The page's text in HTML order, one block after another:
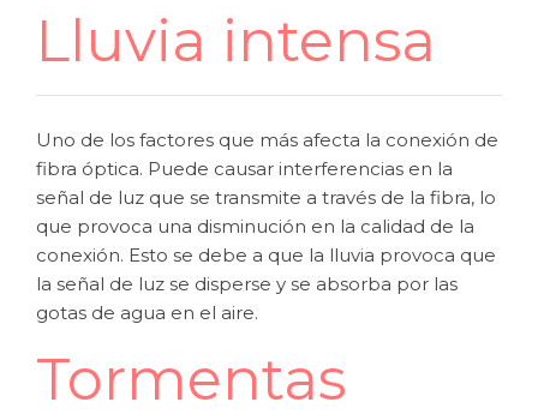
Lluvia intensa
Uno de los factores que más afecta la conexión de
fibra óptica. Puede causar interferencias en la
señal de luz que se transmite a través de la fibra, lo
que provoca una disminución en la calidad de la
conexión. Esto se debe a que la lluvia provoca que
la señal de luz se disperse y se absorba por las
gotas de agua en el aire.
Tormentas